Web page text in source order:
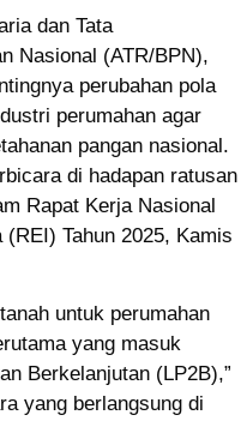
dan Tata
Nasional (ATR/BPN),
perubahan pola
perumahan agar
pangan nasional.
di hadapan ratusan
Rapat Kerja Nasional
Tahun 2025, Kamis
untuk perumahan
yang masuk
Berkelanjutan (LP2B),”
yang berlangsung di